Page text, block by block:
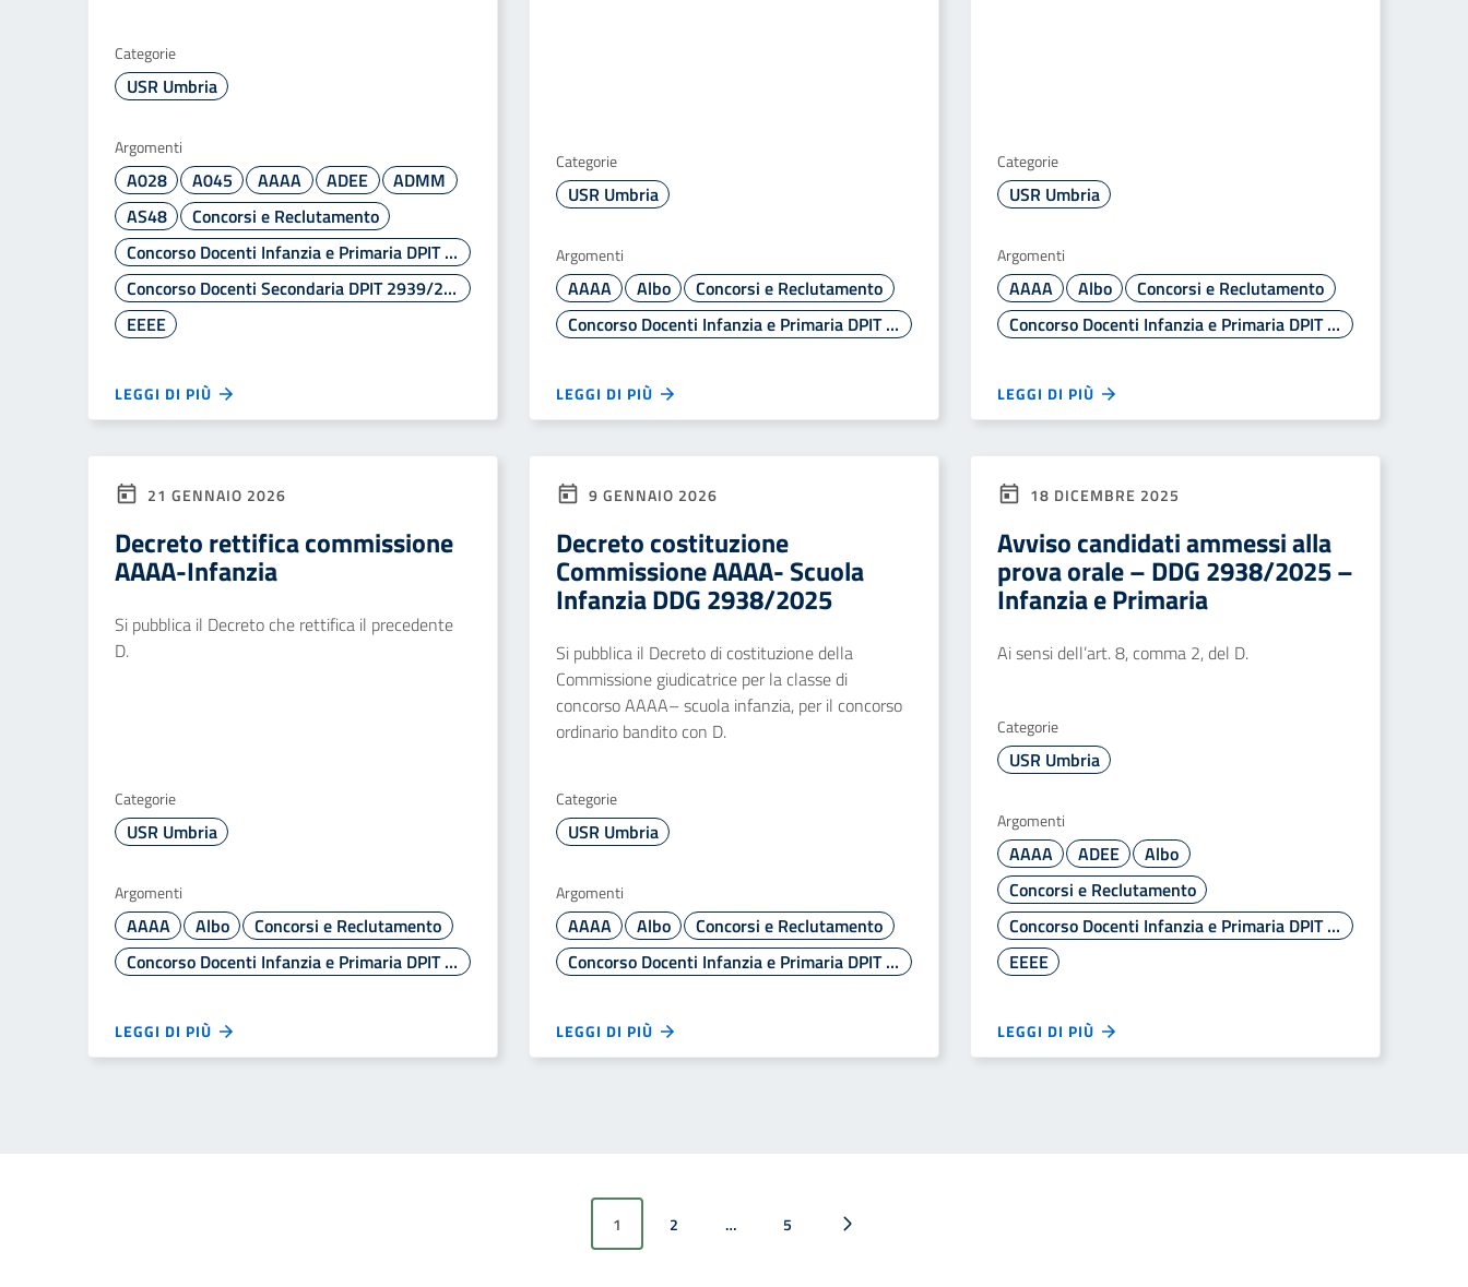
Categorie
USR Umbria
Argomenti
A028 A045 AAAA ADEE
ADMM
AS48
Concorsi e Reclutamento
Concorso Docenti Infanzia e Primaria DPIT 2938/2025
Concorso Docenti Secondaria DPIT 2939/2025
EEEE
LEGGI DI PIÙ
Categorie
USR Umbria
Argomenti
AAAA Albo
Concorsi e Reclutamento
Concorso Docenti Infanzia e Primaria DPIT 2938/2025
LEGGI DI PIÙ
Categorie
USR Umbria
Argomenti
AAAA Albo
Concorsi e Reclutamento
Concorso Docenti Infanzia e Primaria DPIT 2938/2025
LEGGI DI PIÙ
21 GENNAIO 2026
Decreto rettifica commissione
AAAA-Infanzia
Si pubblica il Decreto che rettifica il precedente
D.
Categorie
USR Umbria
Argomenti
AAAA Albo
Concorsi e Reclutamento
Concorso Docenti Infanzia e Primaria DPIT 2938/2025
LEGGI DI PIÙ
9 GENNAIO 2026
Decreto costituzione
Commissione AAAA- Scuola
Infanzia DDG 2938/2025
Si pubblica il Decreto di costituzione della
Commissione giudicatrice per la classe di
concorso AAAA– scuola infanzia, per il concorso
ordinario bandito con D.
Categorie
USR Umbria
Argomenti
AAAA Albo
Concorsi e Reclutamento
Concorso Docenti Infanzia e Primaria DPIT 2938/2025
LEGGI DI PIÙ
18 DICEMBRE 2025
Avviso candidati ammessi alla
prova orale – DDG 2938/2025 –
Infanzia e Primaria
Ai sensi dell’art. 8, comma 2, del D.
Categorie
USR Umbria
Argomenti
AAAA ADEE
Albo
Concorsi e Reclutamento
Concorso Docenti Infanzia e Primaria DPIT 2938/2025
EEEE
LEGGI DI PIÙ
1 2 … 5 Pagina successiva